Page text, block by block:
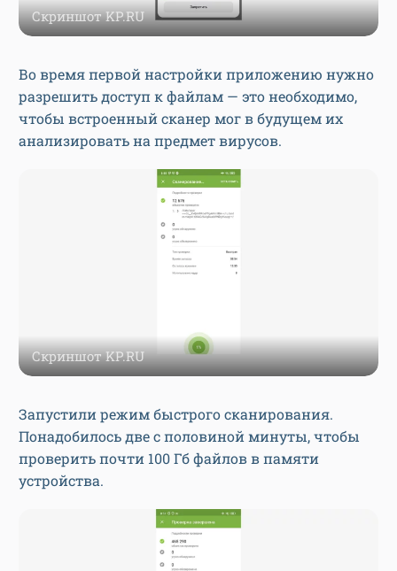
Скриншот KP.RU
Во время первой настройки приложению нужно
разрешить доступ к файлам — это необходимо,
чтобы встроенный сканер мог в будущем их
анализировать на предмет вирусов.
Скриншот KP.RU
Запустили режим быстрого сканирования.
Понадобилось две с половиной минуты, чтобы
проверить почти 100 Гб файлов в памяти
устройства.